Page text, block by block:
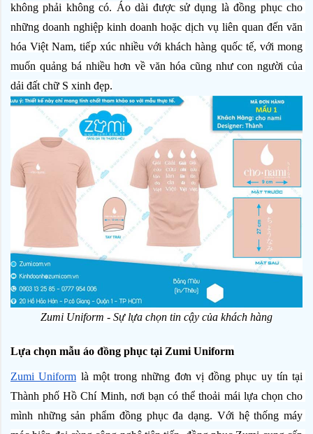
không phải không có. Áo dài được sử dụng là đồng phục cho
những doanh nghiệp kinh doanh hoặc dịch vụ liên quan đến văn
hóa Việt Nam, tiếp xúc nhiều với khách hàng quốc tế, với mong
muốn quảng bá nhiều hơn về văn hóa cũng như con người của
dải đất chữ S xinh đẹp.
Zumi Uniform - Sự lựa chọn tin cậy của khách hàng
Lựa chọn mẫu áo đồng phục tại Zumi Uniform
Zumi Uniform là một trong những đơn vị đồng phục uy tín tại
Thành phố Hồ Chí Minh, nơi bạn có thể thoải mái lựa chọn cho
mình những sản phẩm đồng phục đa dạng. Với hệ thống máy